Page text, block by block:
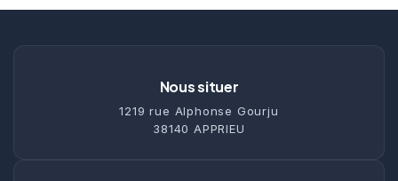
Nous situer
1219 rue Alphonse Gourju
38140 APPRIEU